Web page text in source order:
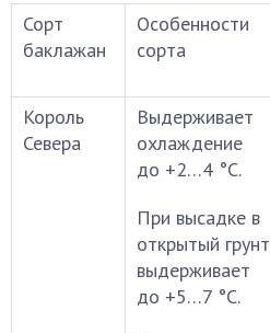
Сорт
баклажан
Особенности
сорта
Король
Севера
Выдерживает
охлаждение
до +2…4 °С.
При высадке в
открытый грунт
выдерживает
до +5…7 °С.